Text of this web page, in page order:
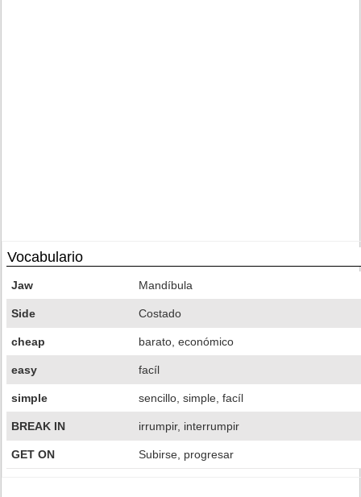
Vocabulario
Jaw Mandíbula
Side Costado
cheap barato, económico
easy facíl
simple sencillo, simple, facíl
BREAK IN irrumpir, interrumpir
GET ON Subirse, progresar